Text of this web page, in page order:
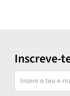
Inscreve-